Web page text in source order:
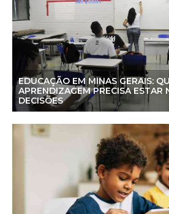
EDUCAÇÃO EM MINAS GERAIS:
APRENDIZAGEM PRECISA ESTAR
DECISÕES